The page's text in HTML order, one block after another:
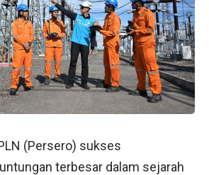
(Persero) sukses
terbesar dalam sejarah